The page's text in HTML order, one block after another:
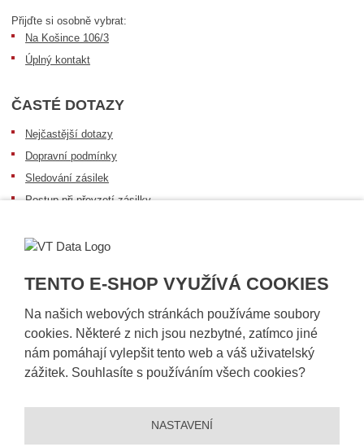
TENTO E-SHOP VYUŽÍVÁ COOKIES
Na našich webových stránkách používáme soubory
cookies. Některé z nich jsou nezbytné, zatímco jiné
nám pomáhají vylepšit tento web a váš uživatelský
zážitek. Souhlasíte s používáním všech cookies?
NASTAVENÍ
Přijďte si osobně vybrat:
Na Košince 106/3
Úplný kontakt
ČASTÉ DOTAZY
Nejčastější dotazy
Dopravní podmínky
Sledování zásilek
Postup při převzetí zásilky
Obecné informace